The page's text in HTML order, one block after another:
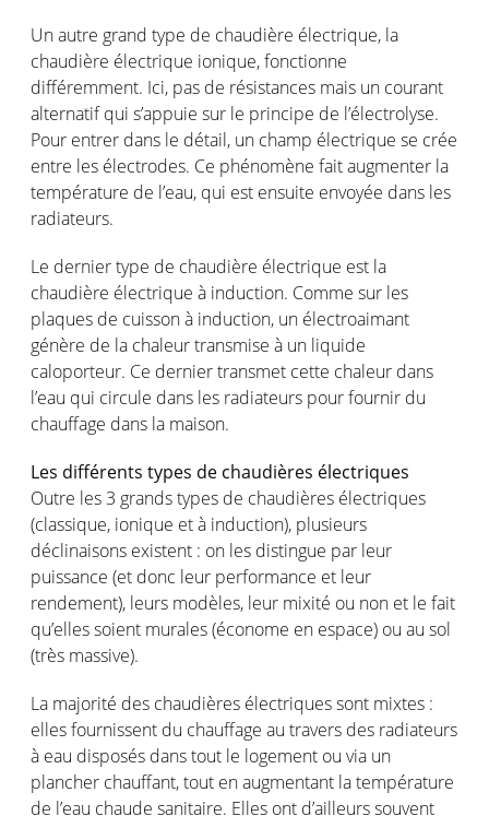
Un autre grand type de chaudière électrique, la
chaudière électrique ionique, fonctionne
différemment. Ici, pas de résistances mais un courant
alternatif qui s’appuie sur le principe de l’électrolyse.
Pour entrer dans le détail, un champ électrique se crée
entre les électrodes. Ce phénomène fait augmenter la
température de l’eau, qui est ensuite envoyée dans les
radiateurs.
Le dernier type de chaudière électrique est la
chaudière électrique à induction. Comme sur les
plaques de cuisson à induction, un électroaimant
génère de la chaleur transmise à un liquide
caloporteur. Ce dernier transmet cette chaleur dans
l’eau qui circule dans les radiateurs pour fournir du
chauffage dans la maison.
Les différents types de chaudières électriques
Outre les 3 grands types de chaudières électriques
(classique, ionique et à induction), plusieurs
déclinaisons existent : on les distingue par leur
puissance (et donc leur performance et leur
rendement), leurs modèles, leur mixité ou non et le fait
qu’elles soient murales (économe en espace) ou au sol
(très massive).
La majorité des chaudières électriques sont mixtes :
elles fournissent du chauffage au travers des radiateurs
à eau disposés dans tout le logement ou via un
plancher chauffant, tout en augmentant la température
de l’eau chaude sanitaire. Elles ont d’ailleurs souvent